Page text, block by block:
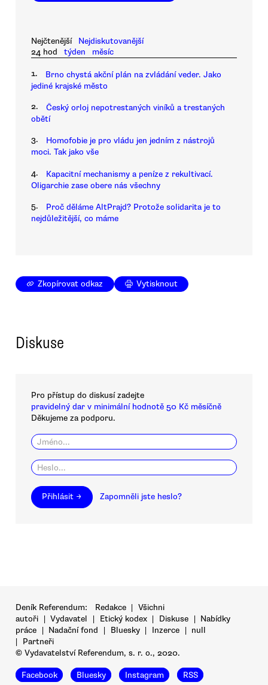
Nejčtenější
Nejdiskutovanější
24 hod
týden měsíc
1.
Brno chystá akční plán na zvládání veder. Jako
jediné krajské město
2.
Český orloj nepotrestaných viníků a trestaných
obětí
3.
Homofobie je pro vládu jen jedním z nástrojů
moci. Tak jako vše
4.
Kapacitní mechanismy a peníze z rekultivací.
Oligarchie zase obere nás všechny
5.
Proč děláme AltPrajd? Protože solidarita je to
nejdůležitější, co máme
Zkopírovat odkaz Vytisknout
Diskuse
Pro přístup do diskusí zadejte
pravidelný dar v minimální hodnotě 50 Kč měsíčně
Děkujeme za podporu.
Přihlásit → Zapomněli jste heslo?
Deník Referendum: Redakce | Všichni
autoři | Vydavatel | Etický kodex | Diskuse | Nabídky
práce | Nadační fond | Bluesky | Inzerce | null
|
Partneři
© Vydavatelství Referendum, s. r. o., 2020.
Facebook Bluesky Instagram RSS